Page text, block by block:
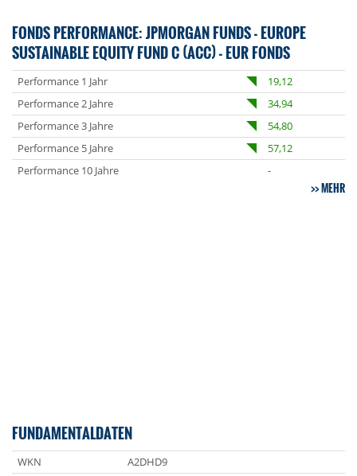
FONDS PERFORMANCE: JPMORGAN FUNDS - EUROPE
SUSTAINABLE EQUITY FUND C (ACC) - EUR FONDS
Performance 1 Jahr
19,12
Performance 2 Jahre
34,94
Performance 3 Jahre
54,80
Performance 5 Jahre
57,12
Performance 10 Jahre
-
MEHR
FUNDAMENTALDATEN
WKN
A2DHD9